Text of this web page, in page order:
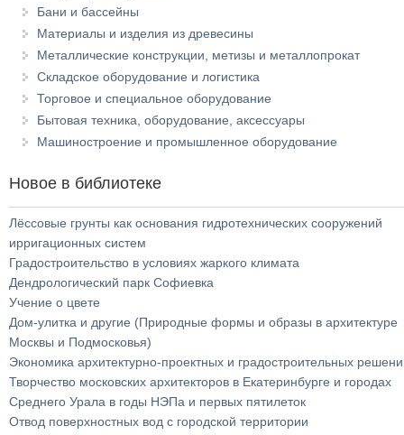
Бани и бассейны
Материалы и изделия из древесины
Металлические конструкции, метизы и металлопрокат
Складское оборудование и логистика
Торговое и специальное оборудование
Бытовая техника, оборудование, аксессуары
Машиностроение и промышленное оборудование
Новое в библиотеке
Лёссовые грунты как основания гидротехнических сооружений
ирригационных систем
Градостроительство в условиях жаркого климата
Дендрологический парк Софиевка
Учение о цвете
Дом-улитка и другие (Природные формы и образы в архитектуре
Москвы и Подмосковья)
Экономика архитектурно-проектных и градостроительных
Творчество московских архитекторов в Екатеринбурге и городах
Среднего Урала в годы НЭПа и первых пятилеток
Отвод поверхностных вод с городской территории